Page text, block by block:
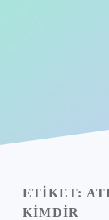
Yasal Uyarı
ETIKET:
KIMDIR